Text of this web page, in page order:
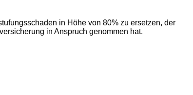
in Höhe von 80% zu ersetzen, der
in Anspruch genommen hat.